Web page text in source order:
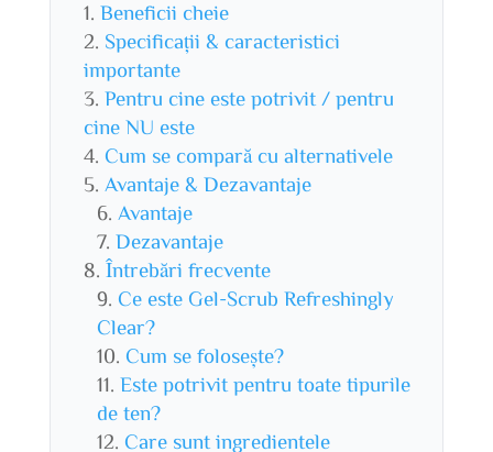
Beneficii cheie
Specificații & caracteristici
importante
Pentru cine este potrivit / pentru
cine NU este
Cum se compară cu alternativele
Avantaje & Dezavantaje
Avantaje
Dezavantaje
Întrebări frecvente
Ce este Gel-Scrub Refreshingly
Clear?
Cum se folosește?
Este potrivit pentru toate tipurile
de ten?
Care sunt ingredientele